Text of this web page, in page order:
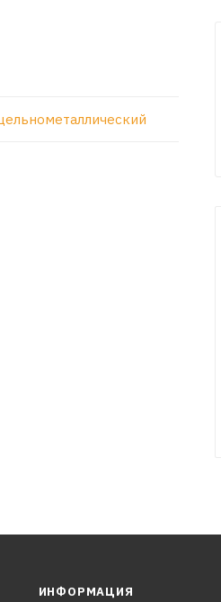
ИНФОРМАЦИЯ